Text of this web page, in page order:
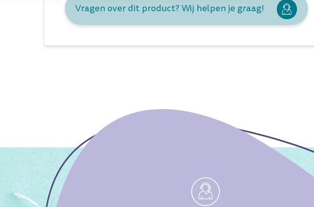
Vragen over dit product? Wij helpen je graag!